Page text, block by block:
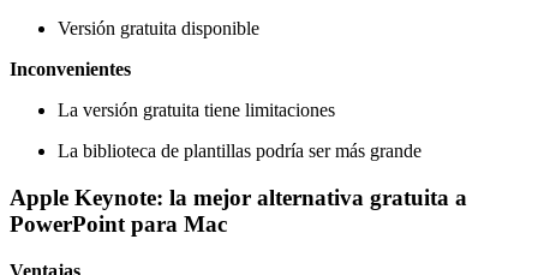
Versión gratuita disponible
Inconvenientes
La versión gratuita tiene limitaciones
La biblioteca de plantillas podría ser más grande
Apple Keynote: la mejor alternativa gratuita a
PowerPoint para Mac
Ventajas